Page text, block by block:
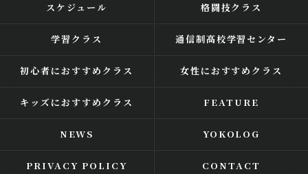
スケジュール 格闘技クラス
学習クラス 通信制高校学習センター
初心者におすすめクラス 女性におすすめクラス
キッズにおすすめクラス FEATURE
NEWS YOKOLOG
PRIVACY POLICY CONTACT